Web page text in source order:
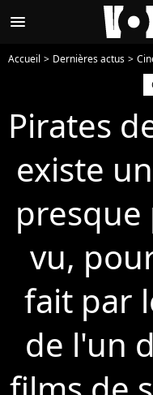
menu
Accueil Dernières actus
Pirates
existe
presque
vu,
fait par
de l'un